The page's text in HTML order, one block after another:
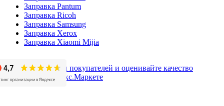
Заправка Pantum
Заправка Ricoh
Заправка Samsung
Заправка Xerox
Заправка Xiaomi Mijia